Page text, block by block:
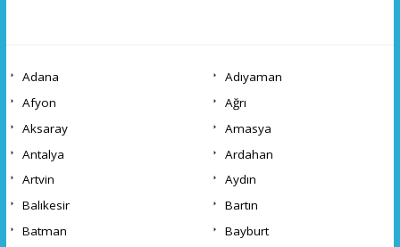
Adana
Adıyaman
Afyon
Ağrı
Aksaray
Amasya
Antalya
Ardahan
Artvin
Aydın
Balıkesir
Bartın
Batman
Bayburt